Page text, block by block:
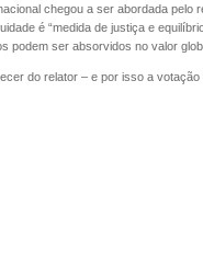
chegou a ser abordada
é “medida de justiça e
podem ser absorvidos no valor
do relator – e por isso a votação